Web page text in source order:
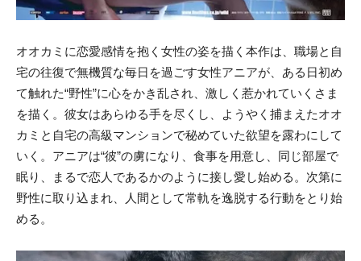
オオカミに恋愛感情を抱く女性の姿を描く本作は、職場と自
宅の往復で無機質な毎日を過ごす女性アニアが、ある日初め
て触れた“野性”に心をかき乱され、激しく惹かれていくさま
を描く。彼女はあらゆる手を尽くし、ようやく捕まえたオオ
カミと自宅の高級マンションで秘めていた欲望を露わにして
いく。アニアは“彼”の虜になり、食事を用意し、同じ部屋で
眠り、まるで恋人であるかのように接し愛し始める。次第に
野性に取り込まれ、人間として常軌を逸脱する行動をとり始
める。